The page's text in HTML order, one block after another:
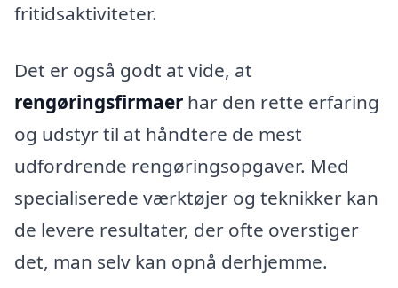
fritidsaktiviteter.
Det er også godt at vide, at
rengøringsfirmaer har den rette erfaring
og udstyr til at håndtere de mest
udfordrende rengøringsopgaver. Med
specialiserede værktøjer og teknikker kan
de levere resultater, der ofte overstiger
det, man selv kan opnå derhjemme.